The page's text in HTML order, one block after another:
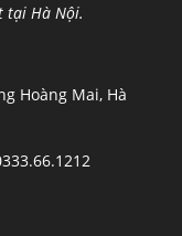
tại Hà Nội.
Hoàng Mai, Hà